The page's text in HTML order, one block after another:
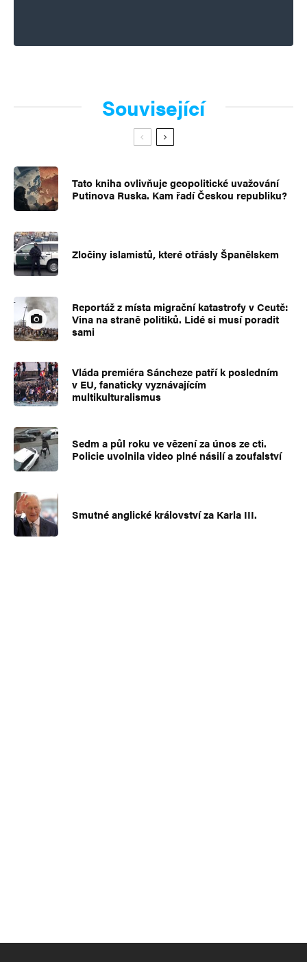
Související
Tato kniha ovlivňuje geopolitické uvažování
Putinova Ruska. Kam řadí Českou republiku?
Zločiny islamistů, které otřásly Španělskem
Reportáž z místa migrační katastrofy v Ceutě:
Vina na straně politiků. Lidé si musí poradit
sami
Vláda premiéra Sáncheze patří k posledním
v EU, fanaticky vyznávajícím
multikulturalismus
Sedm a půl roku ve vězení za únos ze cti.
Policie uvolnila video plné násilí a zoufalství
Smutné anglické království za Karla III.